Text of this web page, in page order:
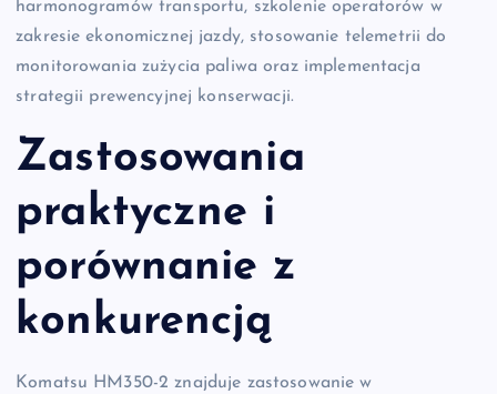
harmonogramów transportu, szkolenie operatorów w
zakresie ekonomicznej jazdy, stosowanie telemetrii do
monitorowania zużycia paliwa oraz implementacja
strategii prewencyjnej konserwacji.
Zastosowania
praktyczne i
porównanie z
konkurencją
Komatsu HM350-2 znajduje zastosowanie w